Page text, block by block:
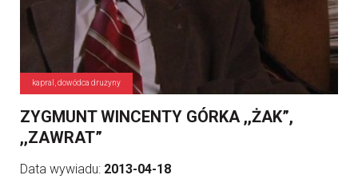
kapral, dowódca drużyny
ZYGMUNT WINCENTY GÓRKA ,,ŻAK”,
,,ZAWRAT”
Data wywiadu: 2013-04-18